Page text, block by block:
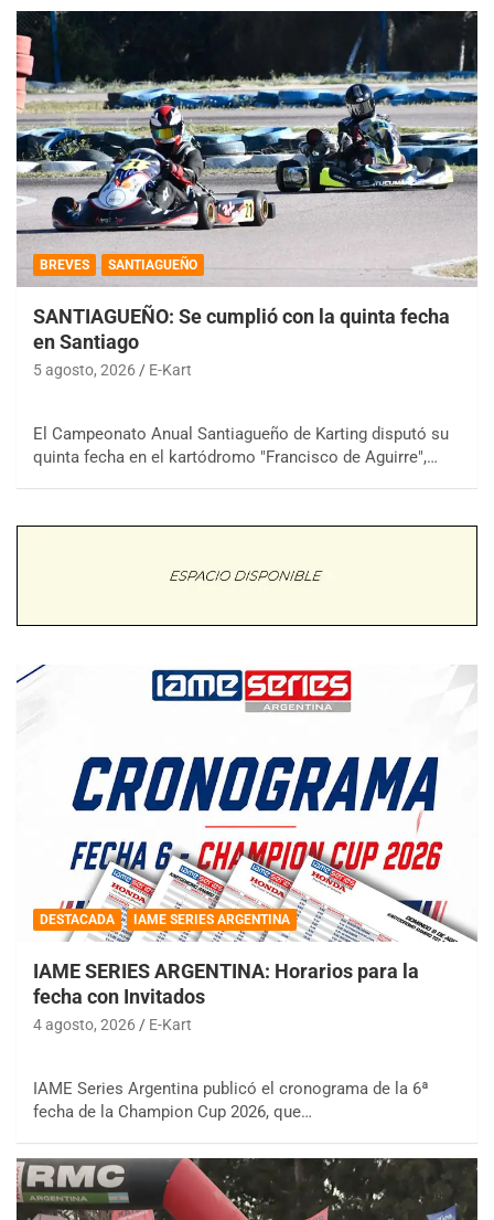
BREVES SANTIAGUEÑO
SANTIAGUEÑO: Se cumplió con la quinta fecha
en Santiago
5 agosto, 2026 E-Kart
El Campeonato Anual Santiagueño de Karting disputó su
quinta fecha en el kartódromo "Francisco de Aguirre",…
DESTACADA IAME SERIES ARGENTINA
IAME SERIES ARGENTINA: Horarios para la
fecha con Invitados
4 agosto, 2026 E-Kart
IAME Series Argentina publicó el cronograma de la 6ª
fecha de la Champion Cup 2026, que…